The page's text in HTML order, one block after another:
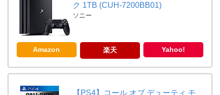
ク 1TB (CUH-7200BB01)
ソニー
Amazon 楽天 Yahoo!
【PS4】コール オブ デューティ モ